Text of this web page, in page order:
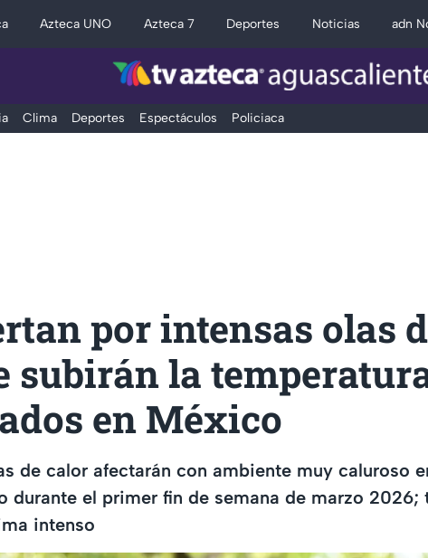
Azteca UNO Azteca 7 Deportes Noticias adn
Clima Deportes Espectáculos Policiaca
por intensas olas
subirán la
en México
de calor afectarán con ambiente muy caluroso
durante el primer fin de semana de marzo 2026;
intenso